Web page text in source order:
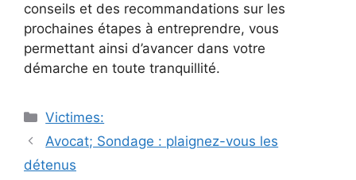
conseils et des recommandations sur les
prochaines étapes à entreprendre, vous
permettant ainsi d’avancer dans votre
démarche en toute tranquillité.
Catégories
Victimes:
Navigation
des
Avocat; Sondage : plaignez-vous les
détenus